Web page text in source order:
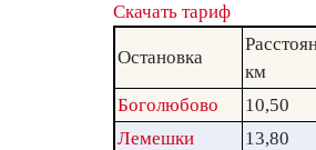
Скачать тариф
Остановка
км
Боголюбово
10,50
Лемешки
13,80